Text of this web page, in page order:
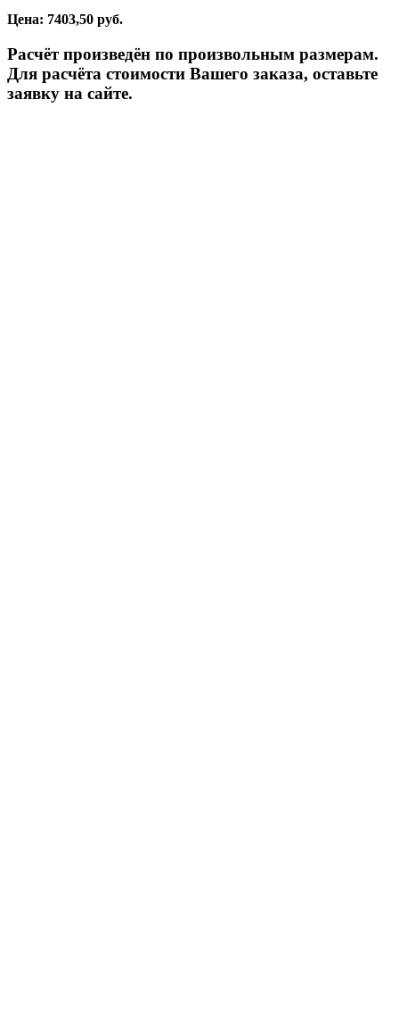
Цена: 7403,50 руб.
Расчёт произведён по произвольным размерам.
Для расчёта стоимости Вашего заказа, оставьте
заявку на сайте.